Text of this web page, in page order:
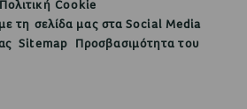
Πολιτική Cookie
τη σελίδα μας στα Social Media
Sitemap Προσβασιμότητα του